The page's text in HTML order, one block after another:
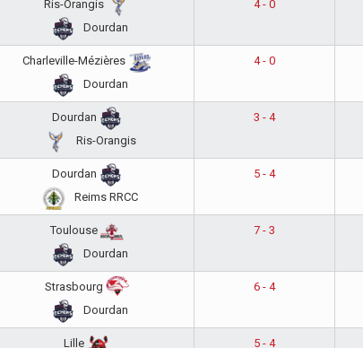
Ris-Orangis
Dourdan
4 - 0
Charleville-Mézières
Dourdan
4 - 0
Dourdan
Ris-Orangis
3 - 4
Dourdan
Reims RRCC
5 - 4
Toulouse
Dourdan
7 - 3
Strasbourg
Dourdan
6 - 4
Lille 5 - 4